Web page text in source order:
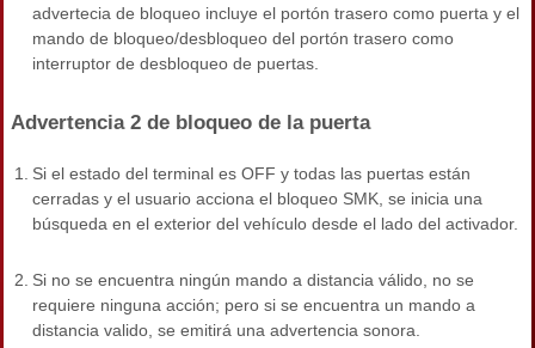
advertecia de bloqueo incluye el portón trasero como puerta y el
mando de bloqueo/desbloqueo del portón trasero como
interruptor de desbloqueo de puertas.
Advertencia 2 de bloqueo de la puerta
1. Si el estado del terminal es OFF y todas las puertas están
cerradas y el usuario acciona el bloqueo SMK, se inicia una
búsqueda en el exterior del vehículo desde el lado del activador.
2. Si no se encuentra ningún mando a distancia válido, no se
requiere ninguna acción; pero si se encuentra un mando a
distancia valido, se emitirá una advertencia sonora.